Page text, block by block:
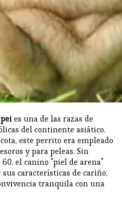
es una de las razas de
del continente asiático.
este perrito era empleado
y para peleas. Sin
el canino "piel de arena"
características de cariño,
tranquila con una